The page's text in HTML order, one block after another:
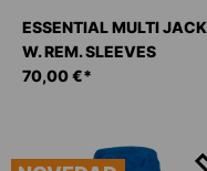
ESSENTIAL MULTI
W. REM. SLEEVES
70,00 €*